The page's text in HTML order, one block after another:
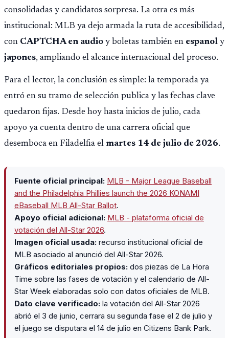
consolidadas y candidatos sorpresa. La otra es más
institucional: MLB ya dejo armada la ruta de accesibilidad,
con CAPTCHA en audio y boletas también en espanol y
japones, ampliando el alcance internacional del proceso.
Para el lector, la conclusión es simple: la temporada ya
entró en su tramo de selección publica y las fechas clave
quedaron fijas. Desde hoy hasta inicios de julio, cada
apoyo ya cuenta dentro de una carrera oficial que
desemboca en Filadelfia el martes 14 de julio de 2026.
Fuente oficial principal: MLB - Major League Baseball
and the Philadelphia Phillies launch the 2026 KONAMI
eBaseball MLB All-Star Ballot.
Apoyo oficial adicional: MLB - plataforma oficial de
votación del All-Star 2026.
Imagen oficial usada: recurso institucional oficial de
MLB asociado al anunció del All-Star 2026.
Gráficos editoriales propios: dos piezas de La Hora
Time sobre las fases de votación y el calendario de All-
Star Week elaboradas solo con datos oficiales de MLB.
Dato clave verificado: la votación del All-Star 2026
abrió el 3 de junio, cerrara su segunda fase el 2 de julio y
el juego se disputara el 14 de julio en Citizens Bank Park.